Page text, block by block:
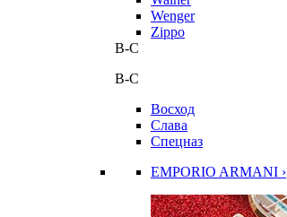
Wenger
Zippo
В-С
В-С
Восход
Слава
Спецназ
EMPORIO ARMANI ›